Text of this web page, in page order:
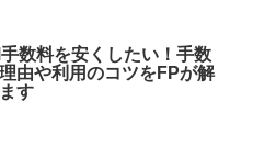
数料を安くしたい！手数
由や利用のコツをFPが解
す